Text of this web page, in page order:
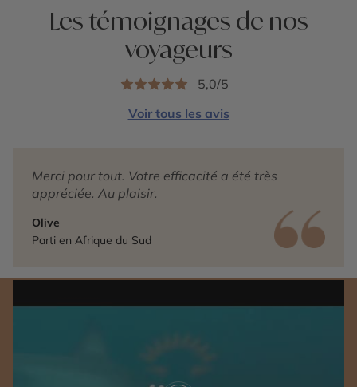
Les témoignages de nos
voyageurs
5,0/5
Voir tous les avis
Merci pour tout. Votre efficacité a été très
appréciée. Au plaisir.
Olive
Parti en Afrique du Sud